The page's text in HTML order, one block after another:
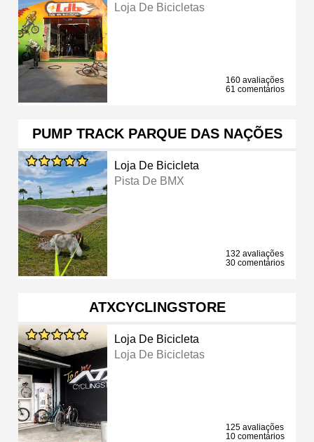
Loja De Bicicletas
160 avaliações
61 comentários
PUMP TRACK PARQUE DAS NAÇÕES
Loja De Bicicleta
Pista De BMX
132 avaliações
30 comentários
ATXCYCLINGSTORE
Loja De Bicicleta
Loja De Bicicletas
125 avaliações
10 comentários